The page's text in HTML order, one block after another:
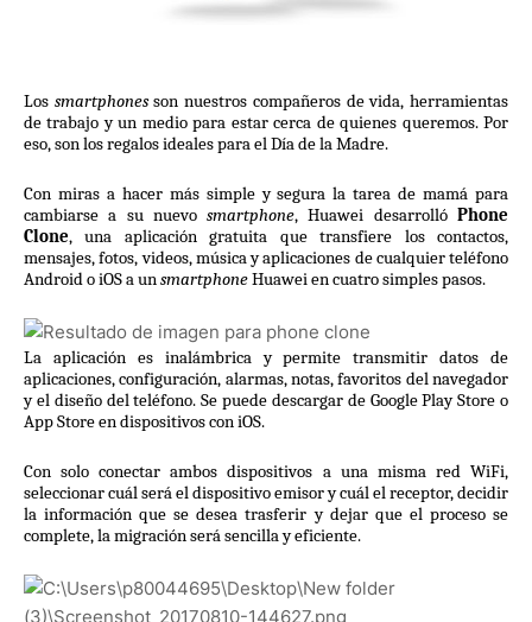
Los smartphones son nuestros compañeros de vida, herramientas
de trabajo y un medio para estar cerca de quienes queremos. Por
eso, son los regalos ideales para el Día de la Madre.
Con miras a hacer más simple y segura la tarea de mamá para
cambiarse a su nuevo smartphone, Huawei desarrolló Phone
Clone, una aplicación gratuita que transfiere los contactos,
mensajes, fotos, videos, música y aplicaciones de cualquier teléfono
Android o iOS a un smartphone Huawei en cuatro simples pasos.
La aplicación es inalámbrica y permite transmitir datos de
aplicaciones, configuración, alarmas, notas, favoritos del navegador
y el diseño del teléfono. Se puede descargar de Google Play Store o
App Store en dispositivos con iOS.
Con solo conectar ambos dispositivos a una misma red WiFi,
seleccionar cuál será el dispositivo emisor y cuál el receptor, decidir
la información que se desea trasferir y dejar que el proceso se
complete, la migración será sencilla y eficiente.